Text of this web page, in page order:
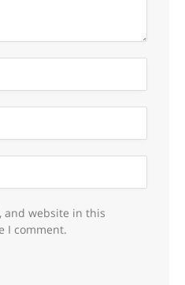
and website in this
I comment.